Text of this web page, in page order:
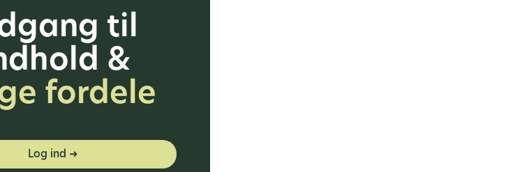
til
&
fordele
Log ind ➜